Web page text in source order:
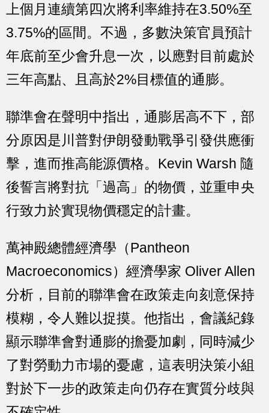
上個月連續第四次將利率維持在3.50%至
3.75%的區間。不過，多數決策官員預計
年底前至少會升息一次，以應對目前處於
三年高點、且高於2%目標值的通膨。
聯準會在聲明中指出，通膨居高不下，部
分原因是川普對伊朗發動戰爭引發供應衝
擊，進而推高能源價格。Kevin Warsh 隨
後誓言將對抗「過高」的物價，並重申央
行致力於實現物價穩定的計畫。
萬神殿總體經濟學（Pantheon
Macroeconomics）經濟學家 Oliver Allen
分析，目前的聯準會在政策走向刻意保持
模糊，令人難以捉摸。他指出，會議紀錄
顯示聯準會對通膨的擔憂加劇，同時減少
了對勞動力市場的憂慮，這表明決策小組
對於下一步的政策走向仍存在實質分歧與